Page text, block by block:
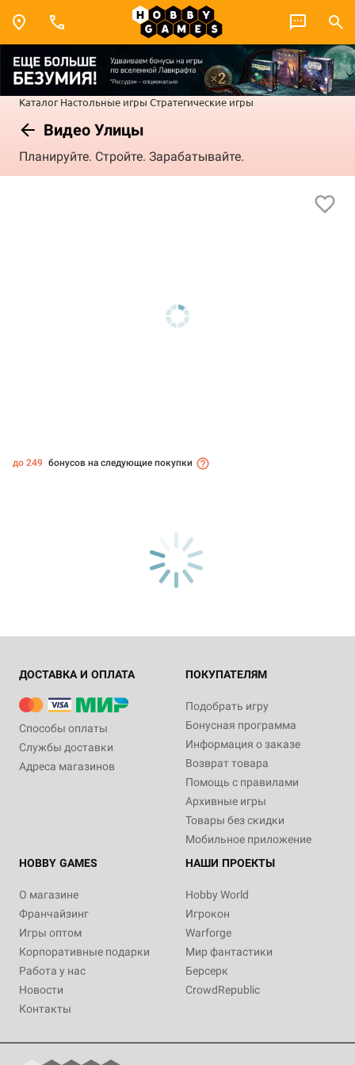
Каталог Настольные игры Стратегические игры
Видео Улицы
Планируйте. Стройте. Зарабатывайте.
до 249 бонусов на следующие покупки
ДОСТАВКА И ОПЛАТА
Способы оплаты
Службы доставки
Адреса магазинов
ПОКУПАТЕЛЯМ
Подобрать игру
Бонусная программа
Информация о заказе
Возврат товара
Помощь с правилами
Архивные игры
Товары без скидки
Мобильное приложение
HOBBY GAMES
О магазине
Франчайзинг
Игры оптом
Корпоративные подарки
Работа у нас
Новости
Контакты
НАШИ ПРОЕКТЫ
Hobby World
Игрокон
Warforge
Мир фантастики
Берсерк
CrowdRepublic